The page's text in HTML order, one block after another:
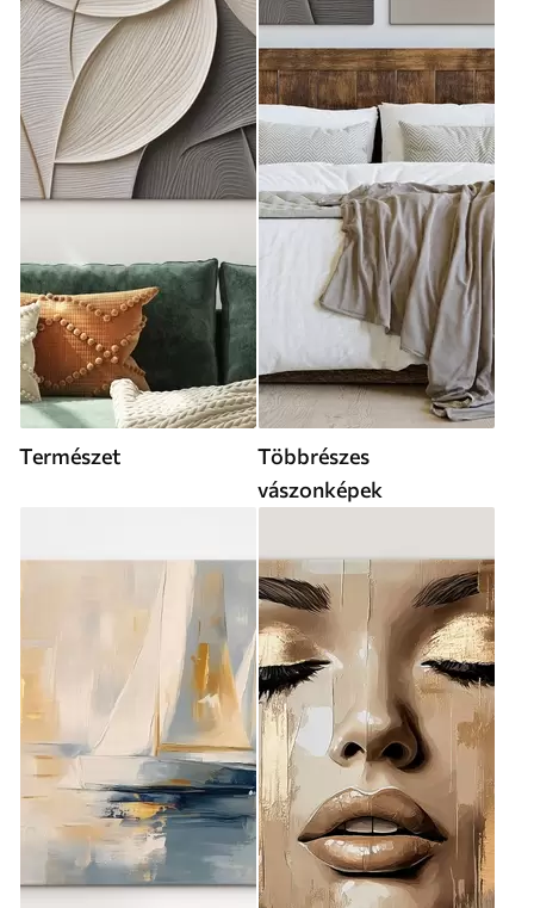
Természet
Többrészes
vászonképek